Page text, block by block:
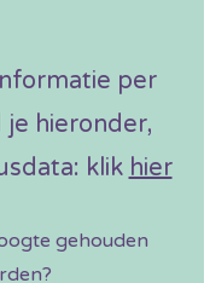
per
je hieronder,
klik hier
gehouden